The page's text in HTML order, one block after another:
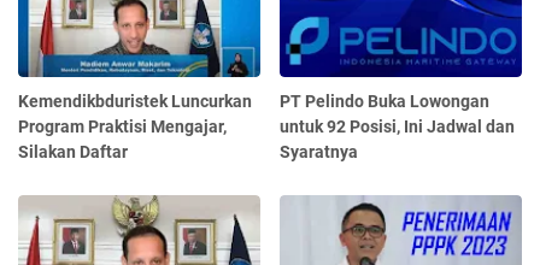
Kemendikbduristek Luncurkan
Program Praktisi Mengajar,
Silakan Daftar
PT Pelindo Buka Lowongan
untuk 92 Posisi, Ini Jadwal dan
Syaratnya